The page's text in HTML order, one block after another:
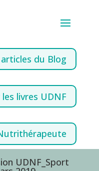
articles du Blog
livres UDNF
UDNF_Sport